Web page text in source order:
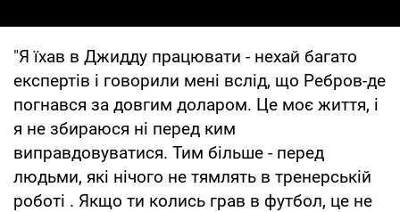
"Я їхав в Джидду працювати - нехай багато
експертів і говорили мені вслід, що Ребров-де
погнався за довгим доларом. Це моє життя, і
я не збираюся ні перед ким
виправдовуватися. Тим більше - перед
людьми, які нічого не тямлять в тренерській
роботі . Якщо ти колись грав в футбол, це не